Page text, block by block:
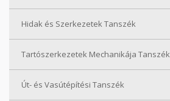
Hidak és Szerkezetek Tanszék
Tartószerkezetek Mechanikája Tanszék
Út- és Vasútépítési Tanszék